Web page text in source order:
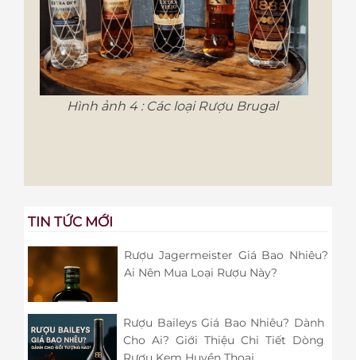
Hình ảnh 4 : Các loại Rượu Brugal
TIN TỨC MỚI
Rượu Jagermeister Giá Bao Nhiêu?
Ai Nên Mua Loại Rượu Này?
Rượu Baileys Giá Bao Nhiêu? Dành
Cho Ai? Giới Thiệu Chi Tiết Dòng